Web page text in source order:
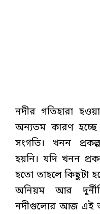
নদীর গতিহারা
অন্যতম কারণ হচ্ছে
সংগতি। খনন
হয়নি। যদি খনন
হতো তাহলে কিছুটা
অনিয়ম আর
নদীগুলোর আজ এই